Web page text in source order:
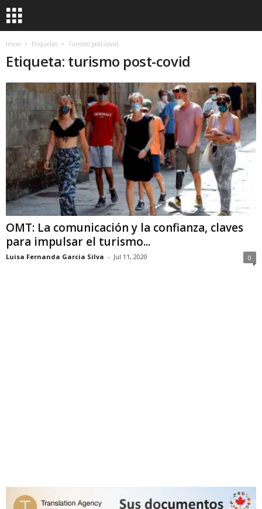
Inicio Etiquetas Turismo post-covid
Etiqueta: turismo post-covid
OMT: La comunicación y la confianza, claves
para impulsar el turismo...
Luisa Fernanda Garcia Silva - Jul 11, 2020 0